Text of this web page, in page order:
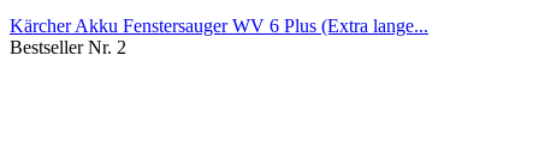
Kärcher Akku Fenstersauger WV 6 Plus (Extra lange...
Bestseller Nr. 2